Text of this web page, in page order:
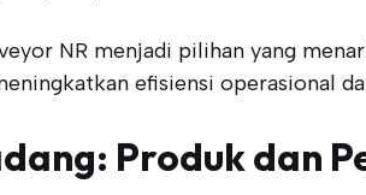
NR menjadi pilihan yang
efisiensi operasional
Produk dan